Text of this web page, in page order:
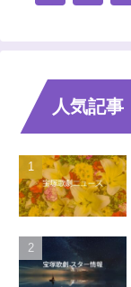
人気記事